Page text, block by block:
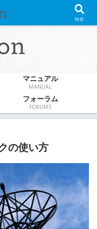
マ
マニュアル
MANUAL
フォーラム
FORUMS
の使い方
検索